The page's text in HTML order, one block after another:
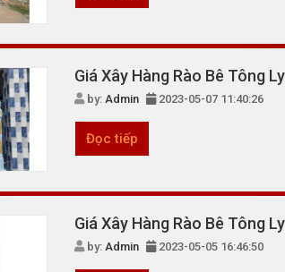
Giá Xây Hàng Rào Bê Tông
by: Admin 2023-05-07 11:40:26
Đọc tiếp
Giá Xây Hàng Rào Bê Tông
by: Admin 2023-05-05 16:46:50